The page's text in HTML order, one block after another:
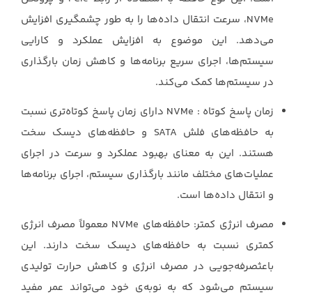
‏NVMe، سرعت انتقال داده‌ها را به طور چشمگیری افزایش
می‌دهد. این موضوع به افزایش عملکرد و ‏کارایی
سیستم‌ها، اجرای سریع برنامه‌ها و کاهش زمان بارگذاری
در سیستم‌ها کمک می‌کند.‏
زمان پاسخ کوتاه : NVMe‏ دارای زمان پاسخ کوتاه‌تری نسبت
به حافظه‌های فلش ‏SATA‏ و حافظه‌های دیسک سخت
هستند. ‏این به معنای بهبود عملکرد و سرعت در اجرای
عملیات‌های مختلف مانند بارگذاری سیستم، اجرای ‏برنامه‌ها
و انتقال داده‌ها است.‏
مصرف انرژی کمتر: حافظه‌های ‏NVMe‏ معمولاً مصرف انرژی
کمتری نسبت به حافظه‌های دیسک سخت دارند. این
‏باعثصرفه‌جویی در مصرف انرژی و کاهش حرارت تولیدی
سیستم می‌شود که به نوبه‌ی خود می‌تواند عمر ‏مفید